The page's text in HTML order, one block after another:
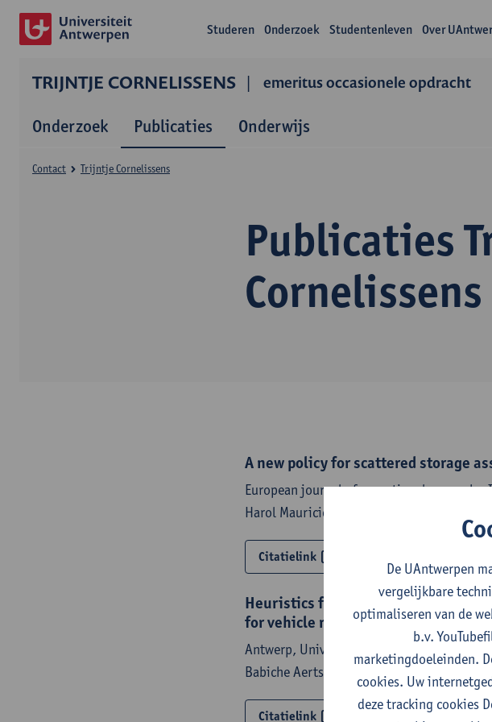
Studeren Onderzoek Studentenleven Over
TRIJNTJE CORNELISSENS emeritus occasionele opdracht
Onderzoek Publicaties Onderwijs
Publicaties
Cornelissens
Contact Trijntje Cornelissens
A new policy for scattered storage
European journal of operational research
Harol Mauricio Gámez Albán,
Citatielink
Heuristics for warehouse
for vehicle routing
Antwerp, University of Antwerp, Faculty of
Babiche Aerts,
Trijntje Cornelissens
Citatielink
De UAntwerpen
vergelijkbare
optimaliseren van de
b.v.
marketingdoeleinden.
cookies. Uw
deze tracking cookies